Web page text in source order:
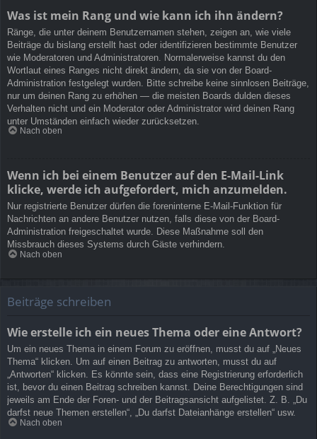
Was ist mein Rang und wie kann ich ihn ändern?
Ränge, die unter deinem Benutzernamen stehen, zeigen an, wie viele
Beiträge du bislang erstellt hast oder identifizieren bestimmte Benutzer
wie Moderatoren und Administratoren. Normalerweise kannst du den
Wortlaut eines Ranges nicht direkt ändern, da sie von der Board-
Administration festgelegt wurden. Bitte schreibe keine sinnlosen Beiträge,
nur um deinen Rang zu erhöhen — die meisten Boards dulden dieses
Verhalten nicht und ein Moderator oder Administrator wird deinen Rang
unter Umständen einfach wieder zurücksetzen.
Nach oben
Wenn ich bei einem Benutzer auf den E-Mail-Link
klicke, werde ich aufgefordert, mich anzumelden.
Nur registrierte Benutzer dürfen die foreninterne E-Mail-Funktion für
Nachrichten an andere Benutzer nutzen, falls diese von der Board-
Administration freigeschaltet wurde. Diese Maßnahme soll den
Missbrauch dieses Systems durch Gäste verhindern.
Nach oben
Beiträge schreiben
Wie erstelle ich ein neues Thema oder eine Antwort?
Um ein neues Thema in einem Forum zu eröffnen, musst du auf „Neues
Thema“ klicken. Um auf einen Beitrag zu antworten, musst du auf
„Antworten“ klicken. Es könnte sein, dass eine Registrierung erforderlich
ist, bevor du einen Beitrag schreiben kannst. Deine Berechtigungen sind
jeweils am Ende der Foren- und der Beitragsansicht aufgelistet. Z. B. „Du
darfst neue Themen erstellen“, „Du darfst Dateianhänge erstellen“ usw.
Nach oben